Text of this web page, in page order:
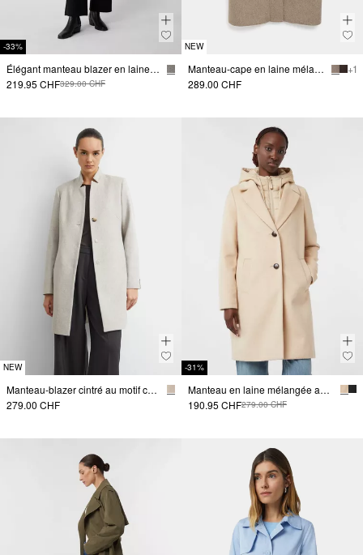
-33%
Élégant manteau blazer en laine mélangée avec un motif à chevrons et un col à revers.
219.95 CHF329.00 CHF
NEW
Manteau-cape en laine mélangée avec des détails côtelés
+ 1
289.00 CHF
NEW
Manteau-blazer cintré au motif chevrons discret
279.00 CHF
-31%
Manteau en laine mélangée avec empiècement matelassé amovible
190.95 CHF279.00 CHF